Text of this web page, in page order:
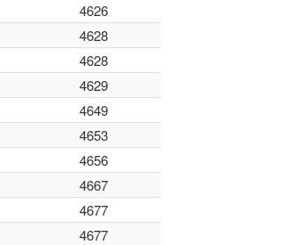
4626
4628
4628
4629
4649
4653
4656
4667
4677
4677